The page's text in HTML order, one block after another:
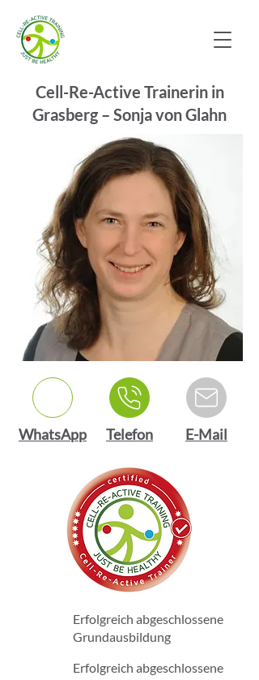
Cell-Re-Active Trainerin in
Grasberg – Sonja von Glahn
WhatsApp Telefon E-Mail
Erfolgreich abgeschlossene
Grundausbildung
Erfolgreich abgeschlossene